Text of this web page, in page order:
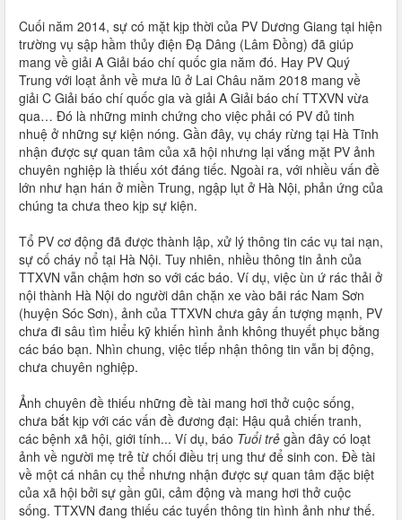
Cuối năm 2014, sự có mặt kịp thời của PV Dương Giang tại hiện
trường vụ sập hầm thủy điện Đạ Dâng (Lâm Đồng) đã giúp
mang về giải A Giải báo chí quốc gia năm đó. Hay PV Quý
Trung với loạt ảnh về mưa lũ ở Lai Châu năm 2018 mang về
giải C Giải báo chí quốc gia và giải A Giải báo chí TTXVN vừa
qua… Đó là những minh chứng cho việc phải có PV đủ tinh
nhuệ ở những sự kiện nóng. Gần đây, vụ cháy rừng tại Hà Tĩnh
nhận được sự quan tâm của xã hội nhưng lại vắng mặt PV ảnh
chuyên nghiệp là thiếu xót đáng tiếc. Ngoài ra, với nhiều vấn đề
lớn như hạn hán ở miền Trung, ngập lụt ở Hà Nội, phản ứng của
chúng ta chưa theo kịp sự kiện.
Tổ PV cơ động đã được thành lập, xử lý thông tin các vụ tai nạn,
sự cố cháy nổ tại Hà Nội. Tuy nhiên, nhiều thông tin ảnh của
TTXVN vẫn chậm hơn so với các báo. Ví dụ, việc ùn ứ rác thải ở
nội thành Hà Nội do người dân chặn xe vào bãi rác Nam Sơn
(huyện Sóc Sơn), ảnh của TTXVN chưa gây ấn tượng mạnh, PV
chưa đi sâu tìm hiểu kỹ khiến hình ảnh không thuyết phục bằng
các báo bạn. Nhìn chung, việc tiếp nhận thông tin vẫn bị động,
chưa chuyên nghiệp.
Ảnh chuyên đề thiếu những đề tài mang hơi thở cuộc sống,
chưa bắt kịp với các vấn đề đương đại: Hậu quả chiến tranh,
các bệnh xã hội, giới tính... Ví dụ, báo Tuổi trẻ gần đây có loạt
ảnh về người mẹ trẻ từ chối điều trị ung thư để sinh con. Đề tài
về một cá nhân cụ thể nhưng nhận được sự quan tâm đặc biệt
của xã hội bởi sự gần gũi, cảm động và mang hơi thở cuộc
sống. TTXVN đang thiếu các tuyến thông tin hình ảnh như thế.